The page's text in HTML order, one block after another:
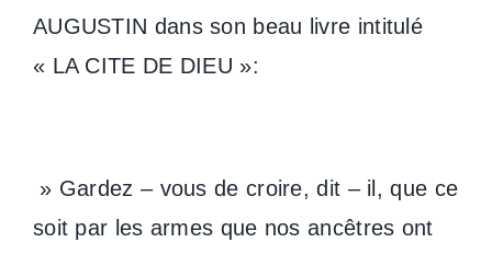
AUGUSTIN dans son beau livre intitulé
« LA CITE DE DIEU »:
» Gardez – vous de croire, dit – il, que ce
soit par les armes que nos ancêtres ont